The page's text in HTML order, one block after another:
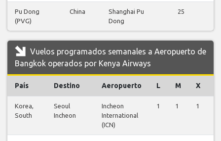
Pu Dong
(PVG)
China
Shanghai Pu
Dong
25
Vuelos programados semanales a Aeropuerto de
Bangkok operados por Kenya Airways
País Destino Aeropuerto L M X
Korea,
South
Seoul
Incheon
Incheon
International
(ICN)
1 1 1